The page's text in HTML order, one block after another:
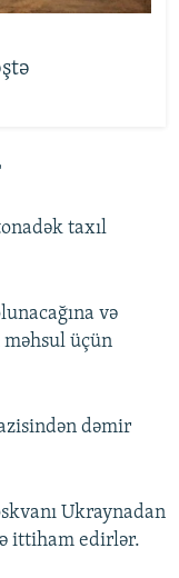
taxıl
və
məhsul üçün
dəmir
Ukraynadan
ittiham edirlər.